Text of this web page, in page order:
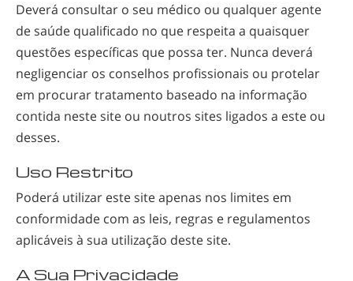
Deverá consultar o seu médico ou qualquer agente
de saúde qualificado no que respeita a quaisquer
questões específicas que possa ter. Nunca deverá
negligenciar os conselhos profissionais ou protelar
em procurar tratamento baseado na informação
contida neste site ou noutros sites ligados a este ou
desses.
Uso Restrito
Poderá utilizar este site apenas nos limites em
conformidade com as leis, regras e regulamentos
aplicáveis à sua utilização deste site.
A Sua Privacidade